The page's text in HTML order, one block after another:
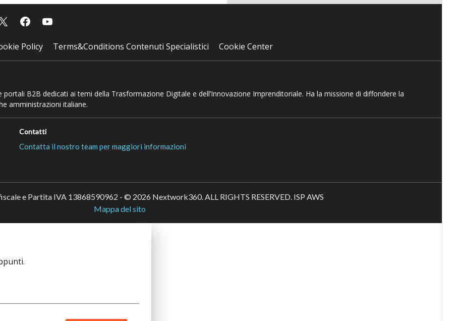
Policy Terms&Conditions Contenuti Specialistici Cookie Center
B2B dedicati ai temi della Trasformazione Digitale e dell’Innovazione Imprenditoriale. Ha la missione di diffondere la
amministrazioni italiane.
Contatti
Contatta il nostro team per maggiori informazioni
e Partita IVA 13868590962 - © 2026 Nextwork360. ALL RIGHTS RESERVED. ISP AWS
Mappa del sito